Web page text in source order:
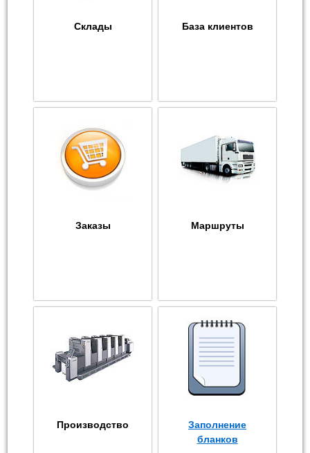
Склады База клиентов
Заказы Маршруты
Производство
Заполнение
бланков